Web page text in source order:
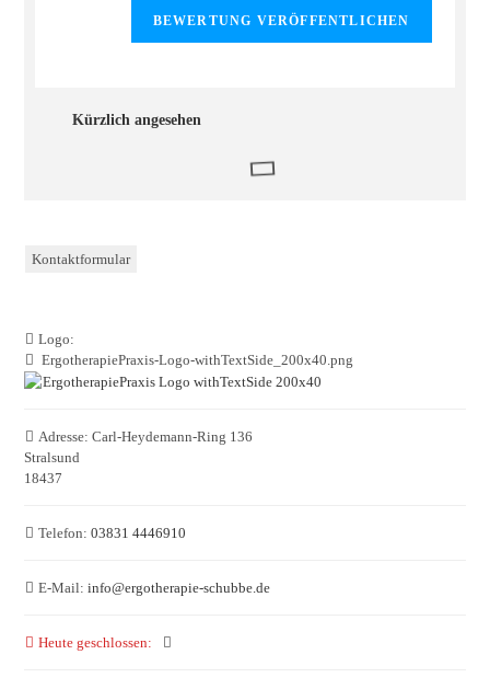
Kürzlich angesehen
Kontaktformular
Logo:
ErgotherapiePraxis-Logo-withTextSide_200x40.png
Adresse: Carl-Heydemann-Ring 136
Stralsund
18437
Telefon: 03831 4446910
E-Mail: info@ergotherapie-schubbe.de
Heute geschlossen: